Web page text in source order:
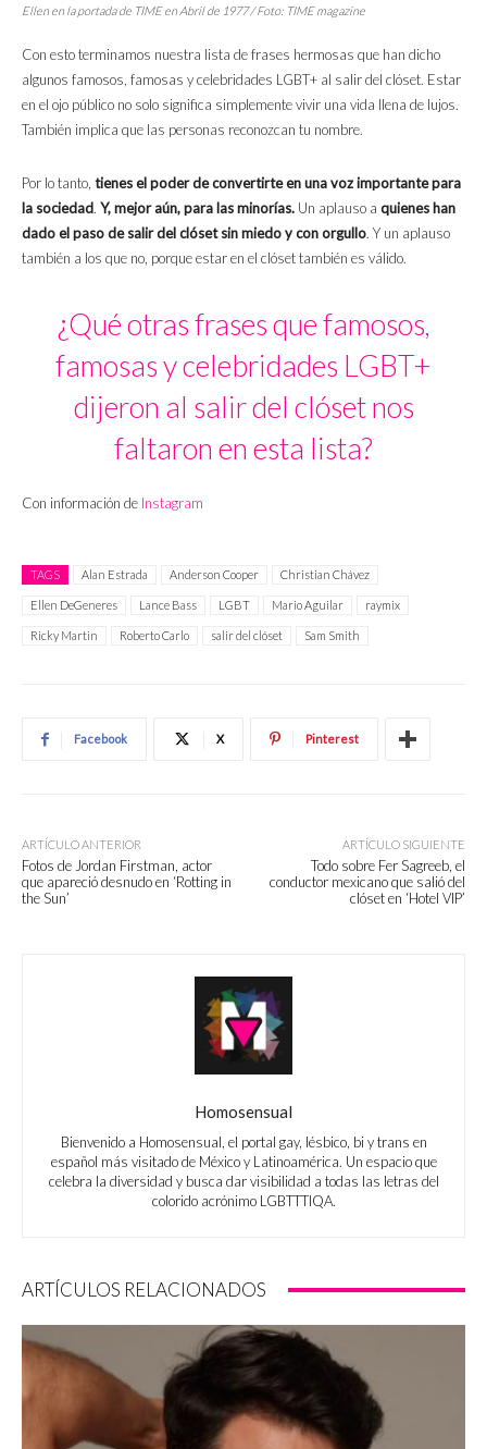
Ellen en la portada de TIME en Abril de 1977 / Foto: TIME magazine
Con esto terminamos nuestra lista de frases hermosas que han dicho
algunos famosos, famosas y celebridades LGBT+ al salir del clóset. Estar
en el ojo público no solo significa simplemente vivir una vida llena de lujos.
También implica que las personas reconozcan tu nombre.
Por lo tanto, tienes el poder de convertirte en una voz importante para
la sociedad. Y, mejor aún, para las minorías. Un aplauso a quienes han
dado el paso de salir del clóset sin miedo y con orgullo. Y un aplauso
también a los que no, porque estar en el clóset también es válido.
¿Qué otras frases que famosos,
famosas y celebridades LGBT+
dijeron al salir del clóset nos
faltaron en esta lista?
Con información de Instagram
TAGS Alan Estrada Anderson Cooper Christian Chávez
Ellen DeGeneres Lance Bass LGBT Mario Aguilar raymix
Ricky Martin Roberto Carlo salir del clóset Sam Smith
Facebook X Pinterest
ARTÍCULO ANTERIOR
Fotos de Jordan Firstman, actor
que apareció desnudo en ‘Rotting in
the Sun’
ARTÍCULO SIGUIENTE
Todo sobre Fer Sagreeb, el
conductor mexicano que salió del
clóset en ‘Hotel VIP’
Homosensual
Bienvenido a Homosensual, el portal gay, lésbico, bi y trans en
español más visitado de México y Latinoamérica. Un espacio que
celebra la diversidad y busca dar visibilidad a todas las letras del
colorido acrónimo LGBTTTIQA.
ARTÍCULOS RELACIONADOS